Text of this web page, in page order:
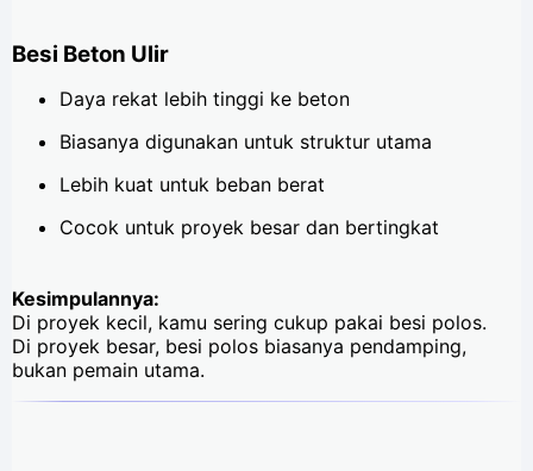
Besi Beton Ulir
Daya rekat lebih tinggi ke beton
Biasanya digunakan untuk struktur utama
Lebih kuat untuk beban berat
Cocok untuk proyek besar dan bertingkat
Kesimpulannya:
Di proyek kecil, kamu sering cukup pakai besi polos.
Di proyek besar, besi polos biasanya pendamping,
bukan pemain utama.